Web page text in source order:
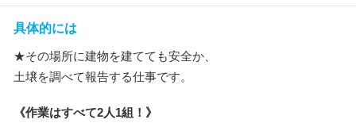
具体的には
★その場所に建物を建てても安全か、
土壌を調べて報告する仕事です。
《作業はすべて2人1組！》